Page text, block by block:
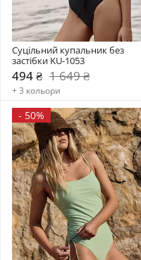
Суцільний купальник без
застібки KU-1053
494 ₴ 1 649 ₴
+ 3 кольори
- 50%